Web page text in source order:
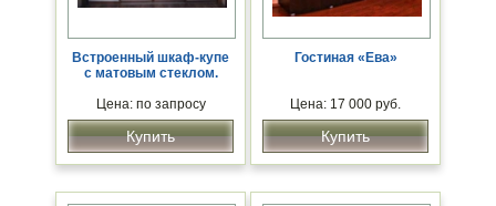
Встроенный шкаф-купе
с матовым стеклом.
Цена: по запросу
Купить
Гостиная «Ева»
Цена: 17 000 руб.
Купить